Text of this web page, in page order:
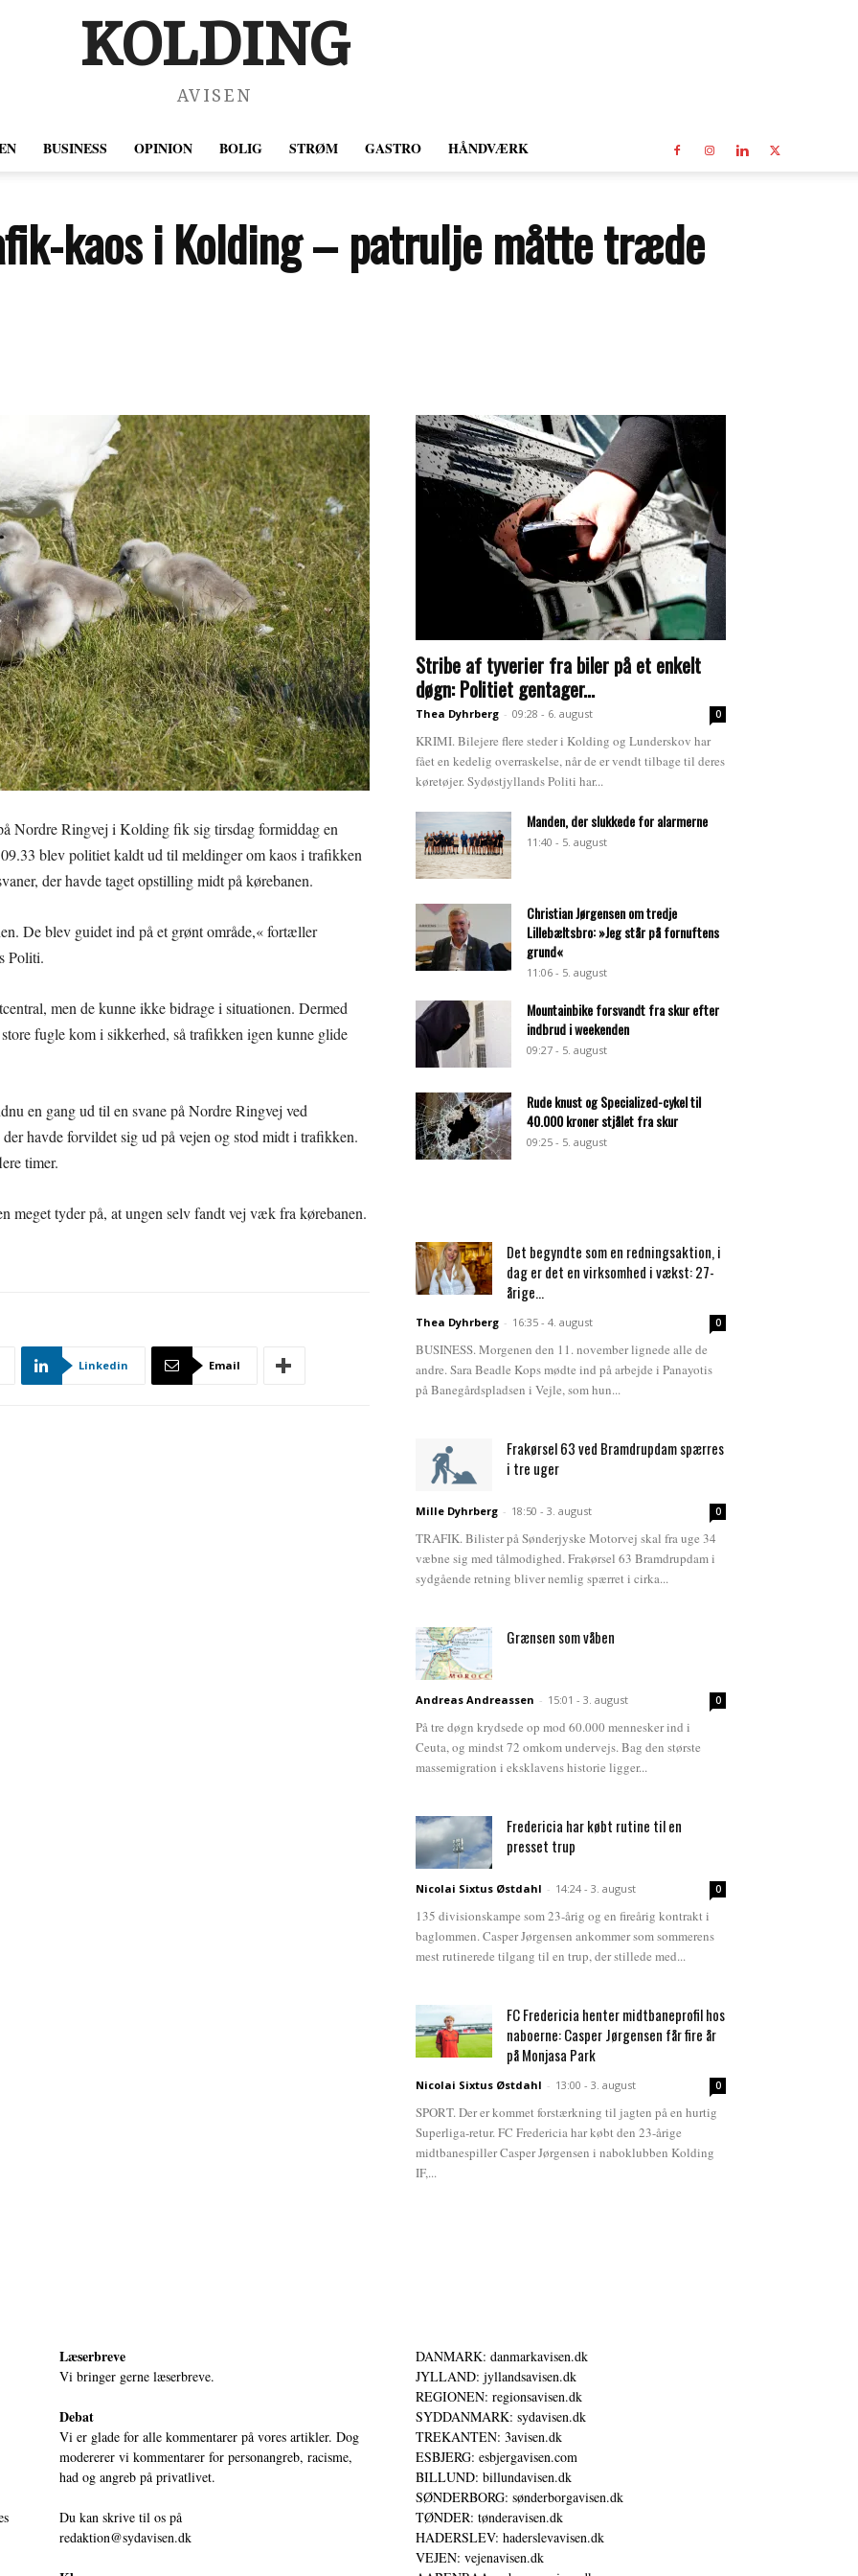
KOLDING
AVISEN
BUSINESS OPINION BOLIG STRØM GASTRO HÅNDVÆRK
kaos i Kolding – patrulje måtte træde
Nordre Ringvej i Kolding fik sig tirsdag formiddag en
blev politiet kaldt ud til meldinger om kaos i trafikken
der havde taget opstilling midt på kørebanen.
De blev guidet ind på et grønt område,« fortæller
Politi.
men de kunne ikke bidrage i situationen. Dermed
fugle kom i sikkerhed, så trafikken igen kunne glide
en gang ud til en svane på Nordre Ringvej ved
havde forvildet sig ud på vejen og stod midt i trafikken.
timer.
meget tyder på, at ungen selv fandt vej væk fra kørebanen.
Linkedin Email
Stribe af tyverier fra biler på et enkelt
døgn: Politiet gentager...
Thea Dyhrberg - 09:28 - 6. august 0
KRIMI. Bilejere flere steder i Kolding og Lunderskov har
fået en kedelig overraskelse, når de er vendt tilbage til deres
køretøjer. Sydøstjyllands Politi har...
Manden, der slukkede for alarmerne
11:40 - 5. august
Christian Jørgensen om tredje
Lillebæltsbro: »Jeg står på fornuftens
grund«
11:06 - 5. august
Mountainbike forsvandt fra skur efter
indbrud i weekenden
09:27 - 5. august
Rude knust og Specialized-cykel til
40.000 kroner stjålet fra skur
09:25 - 5. august
Det begyndte som en redningsaktion, i
dag er det en virksomhed i vækst: 27-
årige...
Thea Dyhrberg - 16:35 - 4. august 0
BUSINESS. Morgenen den 11. november lignede alle de
andre. Sara Beadle Kops mødte ind på arbejde i Panayotis
på Banegårdspladsen i Vejle, som hun...
Frakørsel 63 ved Bramdrupdam spærres
i tre uger
Mille Dyhrberg - 18:50 - 3. august 0
TRAFIK. Bilister på Sønderjyske Motorvej skal fra uge 34
væbne sig med tålmodighed. Frakørsel 63 Bramdrupdam i
sydgående retning bliver nemlig spærret i cirka...
Grænsen som våben
Andreas Andreassen - 15:01 - 3. august 0
På tre døgn krydsede op mod 60.000 mennesker ind i
Ceuta, og mindst 72 omkom undervejs. Bag den største
massemigration i eksklavens historie ligger...
Fredericia har købt rutine til en
presset trup
Nicolai Sixtus Østdahl - 14:24 - 3. august 0
135 divisionskampe som 23-årig og en fireårig kontrakt i
baglommen. Casper Jørgensen ankommer som sommerens
mest rutinerede tilgang til en trup, der stillede med...
FC Fredericia henter midtbaneprofil hos
naboerne: Casper Jørgensen får fire år
på Monjasa Park
Nicolai Sixtus Østdahl - 13:00 - 3. august 0
SPORT. Der er kommet forstærkning til jagten på en hurtig
Superliga-retur. FC Fredericia har købt den 23-årige
midtbanespiller Casper Jørgensen i naboklubben Kolding
IF,...
Læserbreve
Vi bringer gerne læserbreve.
Debat
Vi er glade for alle kommentarer på vores artikler. Dog
modererer vi kommentarer for personangreb, racisme,
had og angreb på privatlivet.
Du kan skrive til os på
redaktion@sydavisen.dk
DANMARK: danmarkavisen.dk
JYLLAND: jyllandsavisen.dk
REGIONEN: regionsavisen.dk
SYDDANMARK: sydavisen.dk
TREKANTEN: 3avisen.dk
ESBJERG: esbjergavisen.com
BILLUND: billundavisen.dk
SØNDERBORG: sønderborgavisen.dk
TØNDER: tønderavisen.dk
HADERSLEV: haderslevavisen.dk
VEJEN: vejenavisen.dk